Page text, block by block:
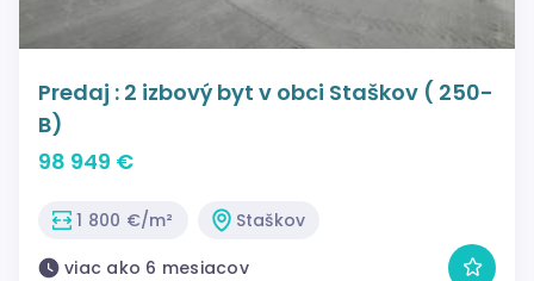
Predaj : 2 izbový byt v obci Staškov ( 250-
B)
98 949 €
1 800 €/m²
Staškov
viac ako 6 mesiacov